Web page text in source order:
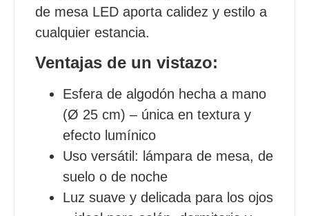
de mesa LED aporta calidez y estilo a
cualquier estancia.
Ventajas de un vistazo:
Esfera de algodón hecha a mano
(Ø 25 cm) – única en textura y
efecto lumínico
Uso versátil: lámpara de mesa, de
suelo o de noche
Luz suave y delicada para los ojos